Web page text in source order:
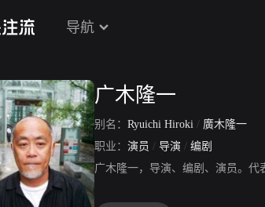
导航
广木隆一
别名： Ryuichi Hiroki / 廣木隆一
职业： 演员 / 导演 / 编剧
广木隆一，导演、编剧、演员。代